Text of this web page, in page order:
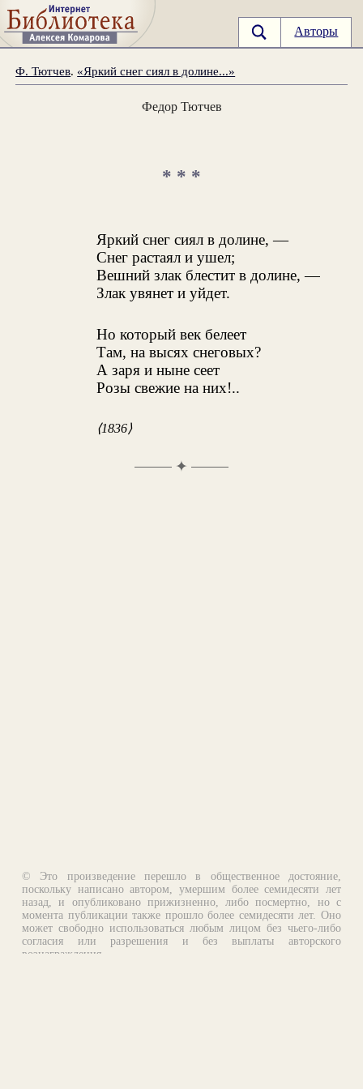
Авторы
Ф. Тютчев. «Яркий снег сиял в долине...»
Федор Тютчев
* * *
Яркий снег сиял в долине, —
Снег растаял и ушел;
Вешний злак блестит в долине, —
Злак увянет и уйдет.
Но который век белеет
Там, на высях снеговых?
А заря и ныне сеет
Розы свежие на них!..
⟨1836⟩
✦
© Это произведение перешло в общественное достояние,
поскольку написано автором, умершим более семидесяти лет
назад, и опубликовано прижизненно, либо посмертно, но с
момента публикации также прошло более семидесяти лет. Оно
может свободно использоваться любым лицом без чьего-либо
согласия или разрешения и без выплаты авторского
вознаграждения.